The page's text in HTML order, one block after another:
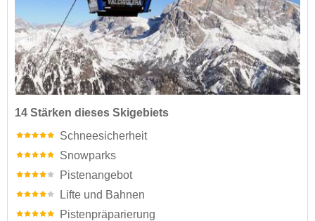
14 Stärken dieses Skigebiets
Schneesicherheit
Snowparks
Pistenangebot
Lifte und Bahnen
Pistenpräparierung